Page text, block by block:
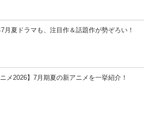
月夏ドラマも、注目作＆話題作が勢ぞろい！
ニメ2026】7月期夏の新アニメを一挙紹介！